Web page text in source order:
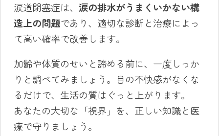
涙道閉塞症は、 涙の排水がうまくいかない構
造上の問題であり、適切な診断と治療によっ
て高い確率で改善します。
加齢や体質のせいと諦める前に、一度しっか
りと調べてみましょう。目の不快感がなくな
るだけで、生活の質はぐっと上がります。
あなたの大切な「視界」を、正しい知識と医
療で守りましょう。